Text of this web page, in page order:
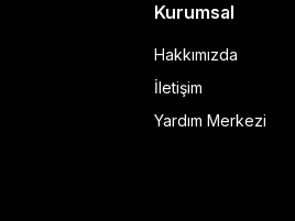
Kurumsal
Hakkımızda
İletişim
Yardım Merkezi